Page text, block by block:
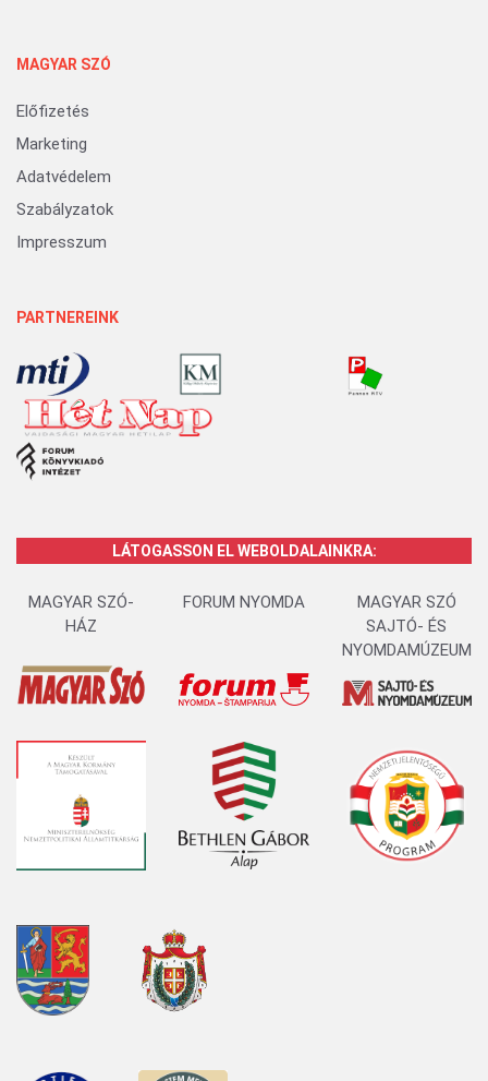
MAGYAR SZÓ
Előfizetés
Marketing
Adatvédelem
Szabályzatok
Impresszum
PARTNEREINK
LÁTOGASSON EL WEBOLDALAINKRA:
MAGYAR SZÓ-
HÁZ
FORUM NYOMDA
MAGYAR SZÓ
SAJTÓ- ÉS
NYOMDAMÚZEUM